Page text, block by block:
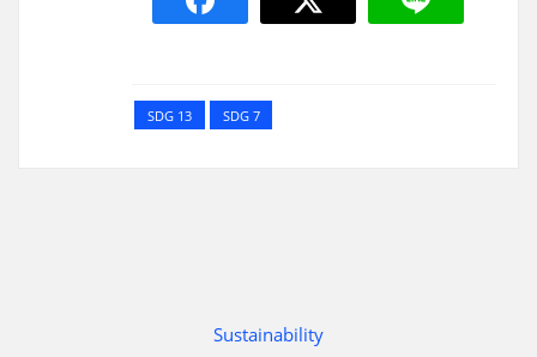
SDG 13 SDG 7
Sustainability